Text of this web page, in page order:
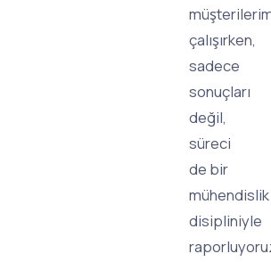
çalışırken,
sadece
sonuçları
değil,
süreci
de bir
mühendislik
disipliniyle